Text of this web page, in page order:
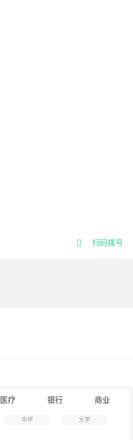
 扫码拨号
医疗 银行 商业
中学 大学